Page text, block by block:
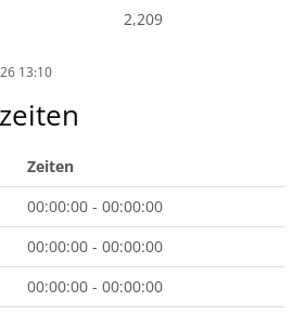
2,209
13:10
Zeiten
00:00:00 - 00:00:00
00:00:00 - 00:00:00
00:00:00 - 00:00:00